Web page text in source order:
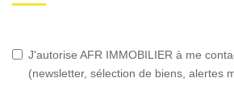
J'autorise AFR IMMOBILIER à me
(newsletter, sélection de biens, alertes